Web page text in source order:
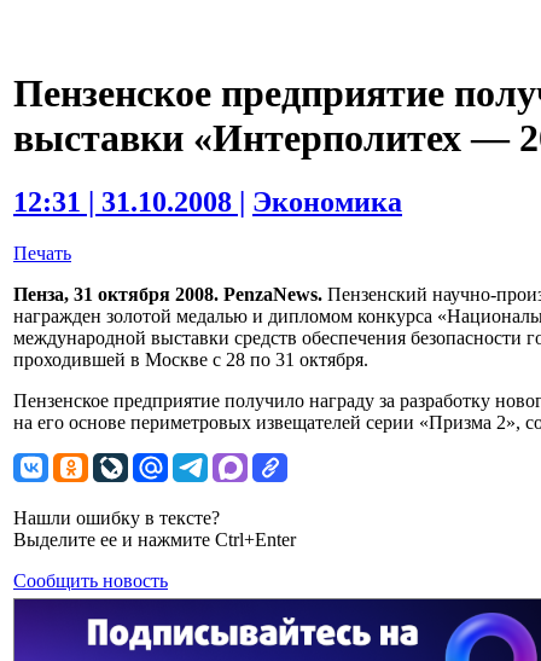
Пензенское предприятие
выставки «Интерполитех —
12:31 | 31.10.2008 | Экономика
Печать
Пенза, 31 октября 2008. PenzaNews. Пензенский научно-
награжден золотой медалью и дипломом конкурса
международной выставки средств обеспечения безопасности
проходившей в Москве с 28 по 31 октября.
Пензенское предприятие получило награду за разработку
на его основе периметровых извещателей серии «Призма 2»,
Нашли ошибку в тексте?
Выделите ее и нажмите Ctrl+Enter
Сообщить новость